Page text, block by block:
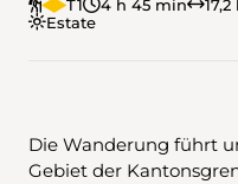
T1 4 h 45 min
Estate
Die Wanderung führt
Gebiet der